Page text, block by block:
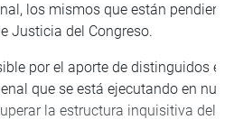
los mismos que están
Justicia del Congreso.
por el aporte de distinguidos
que se está ejecutando en
la estructura inquisitiva del